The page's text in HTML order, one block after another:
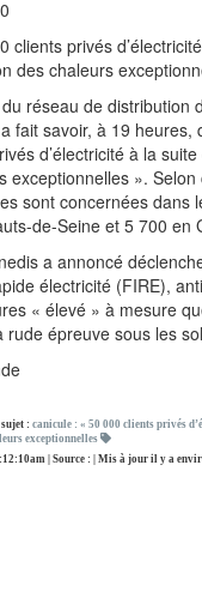
clients privés
des chaleurs
réseau de distribution
fait savoir, à 19 heures,
d’électricité à la suite
exceptionnelles ».
sont concernées dans
de-Seine et 5 700 en
a annoncé
électricité (FIRE),
« élevé » à mesure
rude épreuve sous les
: canicule : « 50 000 clients privés
exceptionnelles
| Source : | Mis à jour il y a